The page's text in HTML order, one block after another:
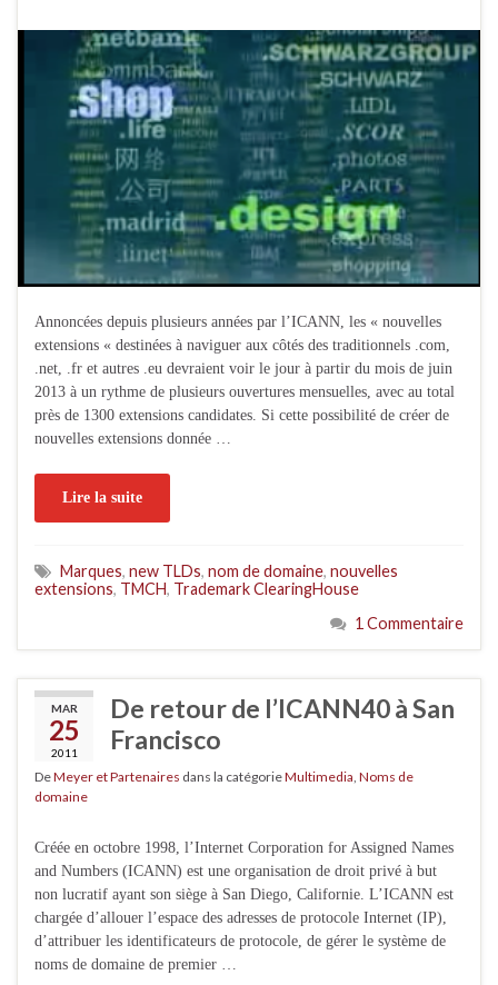
Annoncées depuis plusieurs années par l’ICANN, les « nouvelles
extensions « destinées à naviguer aux côtés des traditionnels .com,
.net, .fr et autres .eu devraient voir le jour à partir du mois de juin
2013 à un rythme de plusieurs ouvertures mensuelles, avec au total
près de 1300 extensions candidates. Si cette possibilité de créer de
nouvelles extensions donnée …
Lire la suite
Marques, new TLDs, nom de domaine, nouvelles
extensions, TMCH, Trademark ClearingHouse
1 Commentaire
MAR
25
2011
De retour de l’ICANN40 à San
Francisco
DeMeyer et Partenaires dans la catégorieMultimedia, Noms de
domaine
Créée en octobre 1998, l’Internet Corporation for Assigned Names
and Numbers (ICANN) est une organisation de droit privé à but
non lucratif ayant son siège à San Diego, Californie. L’ICANN est
chargée d’allouer l’espace des adresses de protocole Internet (IP),
d’attribuer les identificateurs de protocole, de gérer le système de
noms de domaine de premier …